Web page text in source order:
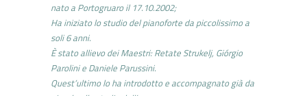
nato a Portogruaro il 17.10.2002;
Ha iniziato lo studio del pianoforte da piccolissimo a
soli 6 anni.
È stato allievo dei Maestri: Retate Strukelj, Giórgio
Parolini e Daniele Parussini.
Quest’ultimo lo ha introdotto e accompagnato già da